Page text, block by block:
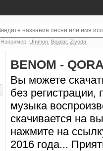
Например, Ummon Bojalar,Ziyoda
BENOM -
Вы можете
без
музыка
скачивается на
нажмите на
2016 года...